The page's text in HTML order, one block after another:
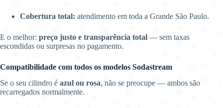
Cobertura total: atendimento em toda a Grande São Paulo.
E o melhor: preço justo e transparência total — sem taxas
escondidas ou surpresas no pagamento.
Compatibilidade com todos os modelos Sodastream
Se o seu cilindro é azul ou rosa, não se preocupe — ambos são
recarregados normalmente.